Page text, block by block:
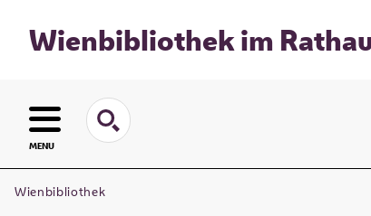
Wienbibliothek im
MENU
Wienbibliothek